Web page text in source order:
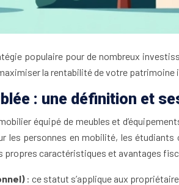
populaire pour de nombreux
la rentabilité de votre patrimoine
: une définition et
équipé de meubles et
personnes en mobilité, les
propres caractéristiques et avantages
: ce statut s’applique aux